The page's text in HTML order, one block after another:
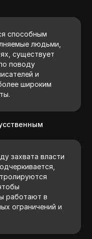
способным
людьми,
существует
поводу
и
широким
захвата власти
работают в
ограничений и